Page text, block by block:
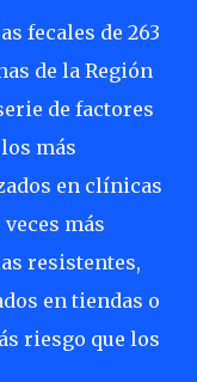
fecales de 263
de la Región
de factores
más
en clínicas
más
resistentes,
en tiendas o
riesgo que los